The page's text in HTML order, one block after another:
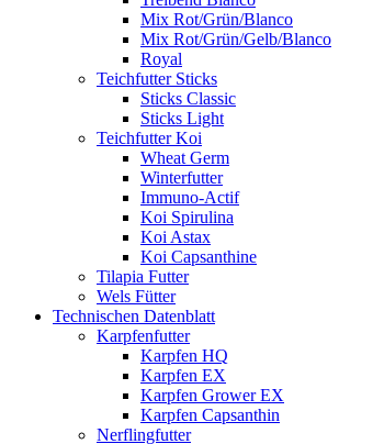
Mix Rot/Grün/Blanco
Mix Rot/Grün/Gelb/Blanco
Royal
Teichfutter Sticks
Sticks Classic
Sticks Light
Teichfutter Koi
Wheat Germ
Winterfutter
Immuno-Actif
Koi Spirulina
Koi Astax
Koi Capsanthine
Tilapia Futter
Wels Fütter
Technischen Datenblatt
Karpfenfutter
Karpfen HQ
Karpfen EX
Karpfen Grower EX
Karpfen Capsanthin
Nerflingfutter